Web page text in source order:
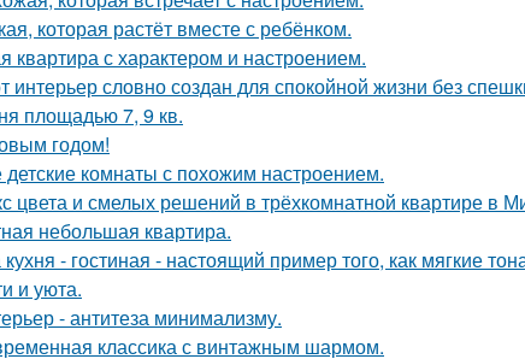
которая растёт вместе с ребёнком.
квартира с характером и настроением.
интерьер словно создан для спокойной жизни без
площадью 7, 9 кв.
годом!
комнаты с похожим настроением.
цвета и смелых решений в трёхкомнатной квартире в
небольшая квартира.
кухня - гостиная - настоящий пример того, как мягкие
и уюта.
- антитеза минимализму.
классика с винтажным шармом.